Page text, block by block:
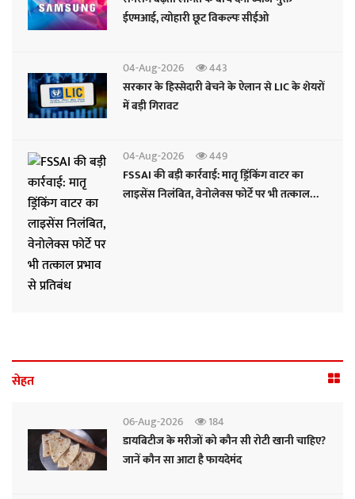
ईएमआई, त्योहारी छूट विकल्पः सीईओ
04-Aug-2026
443
सरकार के हिस्सेदारी बेचने के ऐलान से LIC के शेयरों
में बड़ी गिरावट
04-Aug-2026
449
FSSAI की बड़ी कार्रवाई: मातृ ड्रिंकिंग वाटर का
लाइसेंस निलंबित, वेनोलेक्स फोर्टे पर भी तत्काल
सेहत
06-Aug-2026
184
डायबिटीज के मरीजों को कौन सी रोटी खानी चाहिए?
जानें कौन सा आटा है फायदेमंद